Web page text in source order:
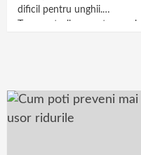
dificil pentru unghii.